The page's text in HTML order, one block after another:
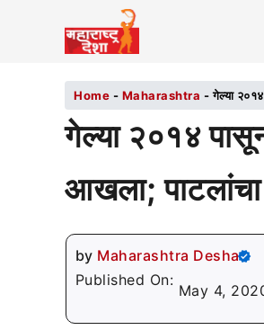
Home - Maharashtra -गेल्या
गेल्या २०१४
आखला; पाटलांचा
by Maharashtra Desha
Published On:
May 4,